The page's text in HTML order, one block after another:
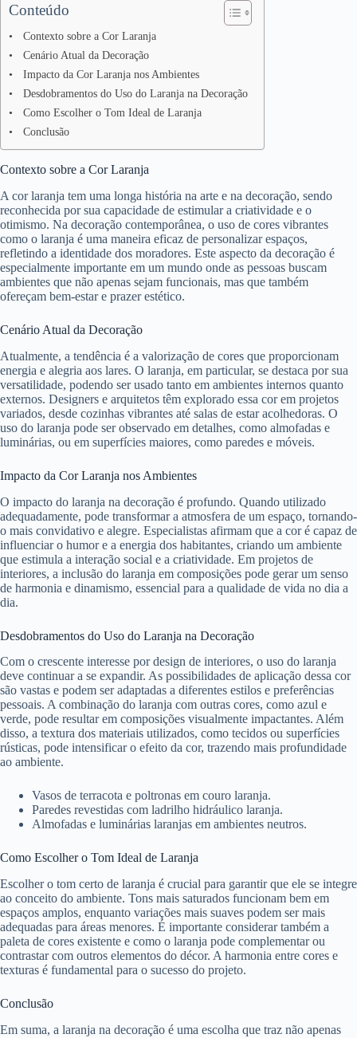
Conteúdo
Contexto sobre a Cor Laranja
Cenário Atual da Decoração
Impacto da Cor Laranja nos Ambientes
Desdobramentos do Uso do Laranja na Decoração
Como Escolher o Tom Ideal de Laranja
Conclusão
Contexto sobre a Cor Laranja
A cor laranja tem uma longa história na arte e na decoração, sendo
reconhecida por sua capacidade de estimular a criatividade e o
otimismo. Na decoração contemporânea, o uso de cores vibrantes
como o laranja é uma maneira eficaz de personalizar espaços,
refletindo a identidade dos moradores. Este aspecto da decoração é
especialmente importante em um mundo onde as pessoas buscam
ambientes que não apenas sejam funcionais, mas que também
ofereçam bem-estar e prazer estético.
Cenário Atual da Decoração
Atualmente, a tendência é a valorização de cores que proporcionam
energia e alegria aos lares. O laranja, em particular, se destaca por sua
versatilidade, podendo ser usado tanto em ambientes internos quanto
externos. Designers e arquitetos têm explorado essa cor em projetos
variados, desde cozinhas vibrantes até salas de estar acolhedoras. O
uso do laranja pode ser observado em detalhes, como almofadas e
luminárias, ou em superfícies maiores, como paredes e móveis.
Impacto da Cor Laranja nos Ambientes
O impacto do laranja na decoração é profundo. Quando utilizado
adequadamente, pode transformar a atmosfera de um espaço, tornando-
o mais convidativo e alegre. Especialistas afirmam que a cor é capaz de
influenciar o humor e a energia dos habitantes, criando um ambiente
que estimula a interação social e a criatividade. Em projetos de
interiores, a inclusão do laranja em composições pode gerar um senso
de harmonia e dinamismo, essencial para a qualidade de vida no dia a
dia.
Desdobramentos do Uso do Laranja na Decoração
Com o crescente interesse por design de interiores, o uso do laranja
deve continuar a se expandir. As possibilidades de aplicação dessa cor
são vastas e podem ser adaptadas a diferentes estilos e preferências
pessoais. A combinação do laranja com outras cores, como azul e
verde, pode resultar em composições visualmente impactantes. Além
disso, a textura dos materiais utilizados, como tecidos ou superfícies
rústicas, pode intensificar o efeito da cor, trazendo mais profundidade
ao ambiente.
Vasos de terracota e poltronas em couro laranja.
Paredes revestidas com ladrilho hidráulico laranja.
Almofadas e luminárias laranjas em ambientes neutros.
Como Escolher o Tom Ideal de Laranja
Escolher o tom certo de laranja é crucial para garantir que ele se integre
ao conceito do ambiente. Tons mais saturados funcionam bem em
espaços amplos, enquanto variações mais suaves podem ser mais
adequadas para áreas menores. É importante considerar também a
paleta de cores existente e como o laranja pode complementar ou
contrastar com outros elementos do décor. A harmonia entre cores e
texturas é fundamental para o sucesso do projeto.
Conclusão
Em suma, a laranja na decoração é uma escolha que traz não apenas